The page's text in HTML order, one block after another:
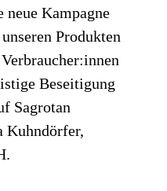
neue Kampagne
Produkten
Beseitigung
Sagrotan
Kuhndörfer,